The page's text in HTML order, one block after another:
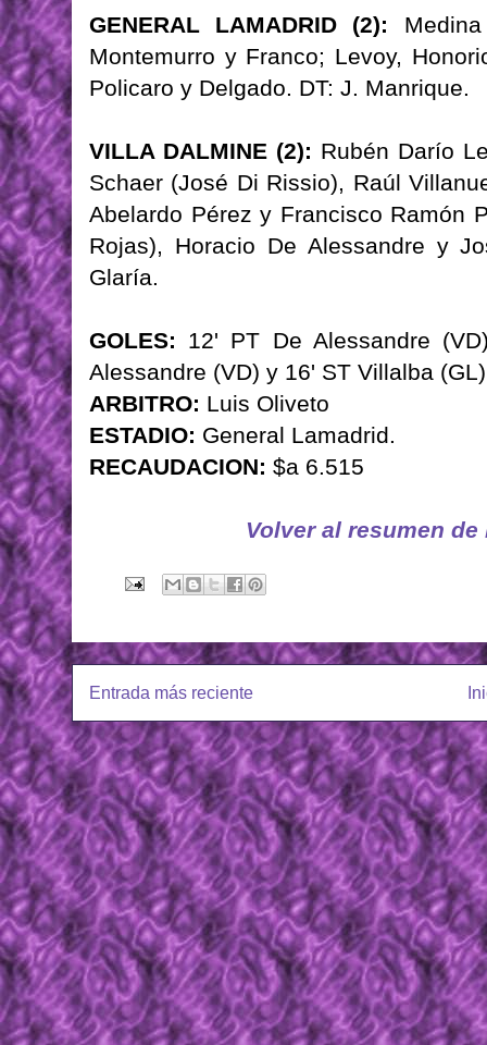
GENERAL LAMADRID (2):
Montemurro y Franco; Levoy,
Policaro y Delgado. DT: J. Manrique.
VILLA DALMINE (2): Rubén Darío
Schaer (José Di Rissio), Raúl
Abelardo Pérez y Francisco Ramón
Rojas), Horacio De Alessandre y
Glaría.
GOLES: 12' PT De Alessandre
Alessandre (VD) y 16' ST Villalba
ARBITRO: Luis Oliveto
ESTADIO: General Lamadrid.
RECAUDACION: $a 6.515
Volver al resumen
Entrada más reciente